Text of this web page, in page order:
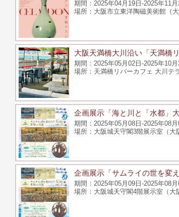
2025年04月19日-2025年11月
大阪市立東洋陶磁美術館（
大阪天満橋大川沿い「天満橋
2025年05月02日-2025年10月
天満橋リバーカフェ 大川テ
企画展示「海と川と「水都」
2025年05月08日-2025年08月
大阪城天守閣3階展示室（大
企画展示「サムライの世を変
2025年05月09日-2025年08月
大阪城天守閣4階展示室（大